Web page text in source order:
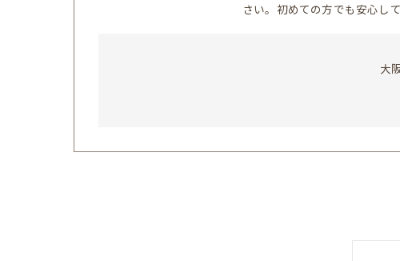
さい。初めての方でも安心し
大